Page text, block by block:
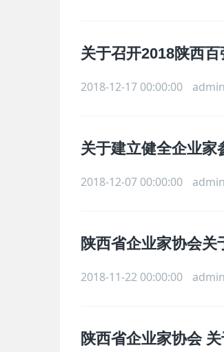
关于召开2018陕西
2018-12-17 00:00:00 admin
关于建立健全企业家
2018-12-07 00:00:00 admin
陕西省企业家协会
2018-11-22 00:00:00 admin
陕西省企业家协会